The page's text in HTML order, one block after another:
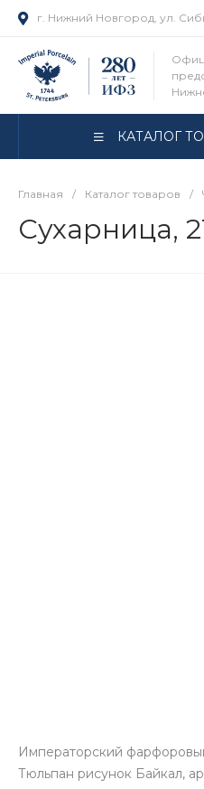
г. Нижний Новгород, ул.
КАТАЛОГ
Главная / Каталог товаров /
Сухарница,
Императорский
Тюльпан рисунок Байкал,